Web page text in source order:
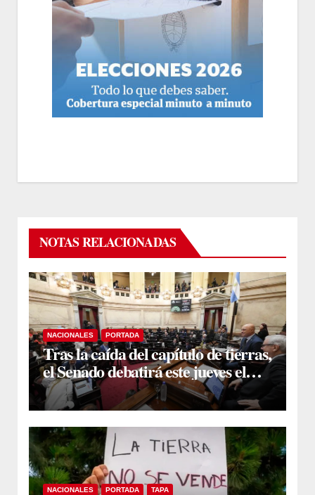
NOTAS RELACIONADAS
NACIONALES PORTADA
Tras la caída del capítulo de tierras,
el Senado debatirá este jueves el
proyecto sobre propiedad privada
NACIONALES PORTADA TAPA